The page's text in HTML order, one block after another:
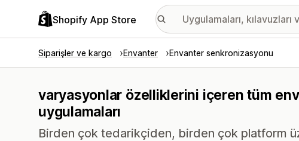
Shopify App Store
Siparişler ve kargo Envanter Envanter senkronizasyonu
varyasyonlar özelliklerini içeren tüm
uygulamaları
Birden çok tedarikçiden, birden çok platform